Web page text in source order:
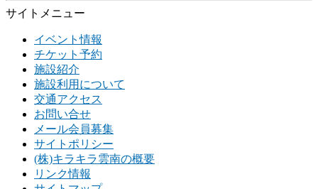
サイトメニュー
イベント情報
チケット予約
施設紹介
施設利用について
交通アクセス
お問い合せ
メール会員募集
サイトポリシー
(株)キラキラ雲南の概要
リンク情報